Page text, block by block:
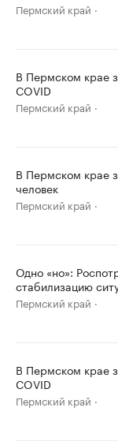
Пермский край
В Пермском крае
COVID
Пермский край
В Пермском крае
человек
Пермский край
Одно «но»:
стабилизацию
Пермский край
В Пермском крае
COVID
Пермский край